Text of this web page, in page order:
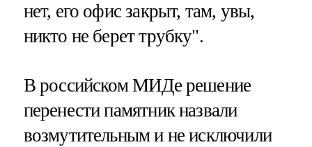
нет, его офис закрыт, там, увы,
никто не берет трубку".
В российском МИДе решение
перенести памятник назвали
возмутительным и не исключили